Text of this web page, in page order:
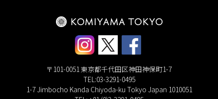
〒101-0051 東京都千代田区神田神保町1-7
TEL:03-3291-0495
1-7 Jimbocho Kanda Chiyoda-ku Tokyo Japan 1010051